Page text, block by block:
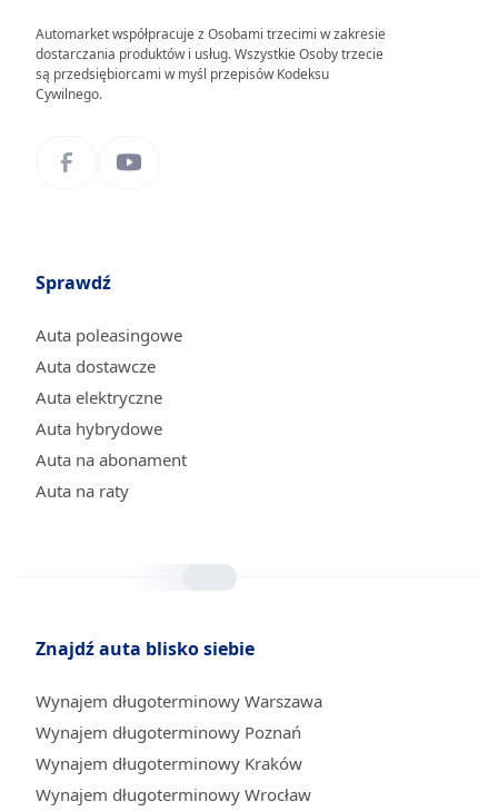
Automarket współpracuje z Osobami trzecimi w zakresie
dostarczania produktów i usług. Wszystkie Osoby trzecie
są przedsiębiorcami w myśl przepisów Kodeksu
Cywilnego.
Sprawdź
Auta poleasingowe
Auta dostawcze
Auta elektryczne
Auta hybrydowe
Auta na abonament
Auta na raty
Znajdź auta blisko siebie
Wynajem długoterminowy Warszawa
Wynajem długoterminowy Poznań
Wynajem długoterminowy Kraków
Wynajem długoterminowy Wrocław